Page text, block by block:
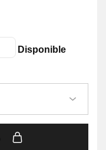
Disponible